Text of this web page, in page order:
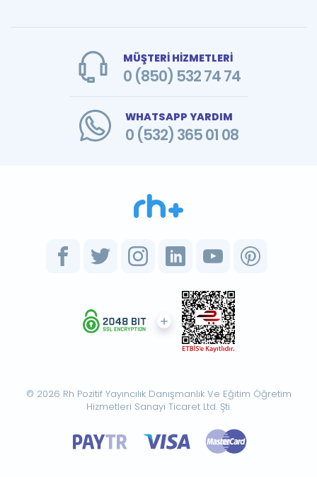
MÜŞTERİ HİZMETLERİ
0 (850) 532 74 74
WHATSAPP YARDIM
0 (532) 365 01 08
© 2026 Rh Pozitif Yayıncılık Danışmanlık Ve Eğitim Öğretim
Hizmetleri Sanayi Ticaret Ltd. Şti.